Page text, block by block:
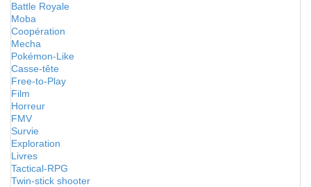
Battle Royale
Moba
Coopération
Mecha
Pokémon-Like
Casse-tête
Free-to-Play
Film
Horreur
FMV
Survie
Exploration
Livres
Tactical-RPG
Twin-stick shooter